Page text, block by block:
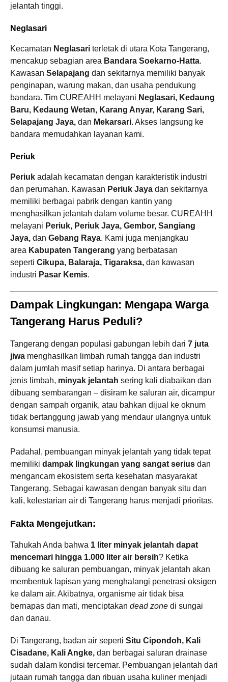
jelantah tinggi.
Neglasari
Kecamatan Neglasari terletak di utara Kota Tangerang,
mencakup sebagian area Bandara Soekarno-Hatta.
Kawasan Selapajang dan sekitarnya memiliki banyak
penginapan, warung makan, dan usaha pendukung
bandara. Tim CUREAHH melayani Neglasari, Kedaung
Baru, Kedaung Wetan, Karang Anyar, Karang Sari,
Selapajang Jaya, dan Mekarsari. Akses langsung ke
bandara memudahkan layanan kami.
Periuk
Periuk adalah kecamatan dengan karakteristik industri
dan perumahan. Kawasan Periuk Jaya dan sekitarnya
memiliki berbagai pabrik dengan kantin yang
menghasilkan jelantah dalam volume besar. CUREAHH
melayani Periuk, Periuk Jaya, Gembor, Sangiang
Jaya, dan Gebang Raya. Kami juga menjangkau
area Kabupaten Tangerang yang berbatasan
seperti Cikupa, Balaraja, Tigaraksa, dan kawasan
industri Pasar Kemis.
Dampak Lingkungan: Mengapa Warga
Tangerang Harus Peduli?
Tangerang dengan populasi gabungan lebih dari 7 juta
jiwa menghasilkan limbah rumah tangga dan industri
dalam jumlah masif setiap harinya. Di antara berbagai
jenis limbah, minyak jelantah sering kali diabaikan dan
dibuang sembarangan – disiram ke saluran air, dicampur
dengan sampah organik, atau bahkan dijual ke oknum
tidak bertanggung jawab yang mendaur ulangnya untuk
konsumsi manusia.
Padahal, pembuangan minyak jelantah yang tidak tepat
memiliki dampak lingkungan yang sangat serius dan
mengancam ekosistem serta kesehatan masyarakat
Tangerang. Sebagai kawasan dengan banyak situ dan
kali, kelestarian air di Tangerang harus menjadi prioritas.
Fakta Mengejutkan:
Tahukah Anda bahwa 1 liter minyak jelantah dapat
mencemari hingga 1.000 liter air bersih? Ketika
dibuang ke saluran pembuangan, minyak jelantah akan
membentuk lapisan yang menghalangi penetrasi oksigen
ke dalam air. Akibatnya, organisme air tidak bisa
bernapas dan mati, menciptakan dead zone di sungai
dan danau.
Di Tangerang, badan air seperti Situ Cipondoh, Kali
Cisadane, Kali Angke, dan berbagai saluran drainase
sudah dalam kondisi tercemar. Pembuangan jelantah dari
jutaan rumah tangga dan ribuan usaha kuliner menjadi